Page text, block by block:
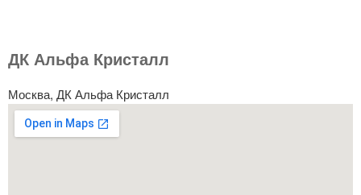
ДК Альфа Кристалл
Москва, ДК Альфа Кристалл